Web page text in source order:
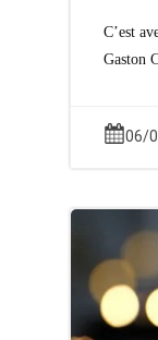
C’est
Gaston
06/